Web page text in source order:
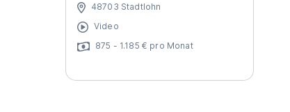
48703 Stadtlohn
Video
875 - 1.185 € pro Monat